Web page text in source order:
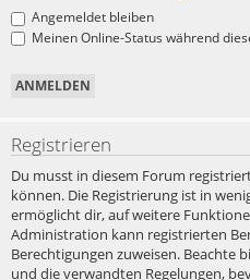
Angemeldet bleiben
Meinen Online-Status während
Registrieren
Du musst in diesem Forum
können. Die Registrierung ist in
ermöglicht dir, auf weitere
Administration kann registrierten
Berechtigungen zuweisen. Beachte
und die verwandten Regelungen,